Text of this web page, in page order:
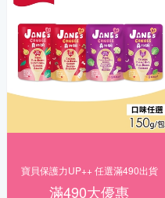
寶貝保護力UP++ 任選滿490出貨
滿490大優惠